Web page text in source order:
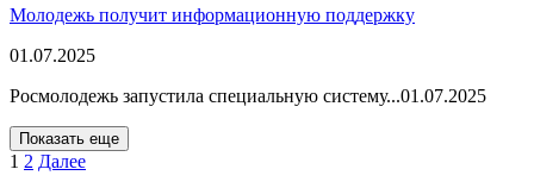
Молодежь получит информационную поддержку
01.07.2025
Росмолодежь запустила специальную систему...01.07.2025
Показать еще
1 2 Далее